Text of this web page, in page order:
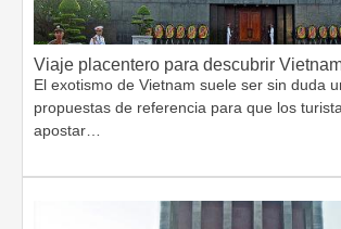
Viaje placentero para descubrir
El exotismo de Vietnam suele ser sin duda
propuestas de referencia para que los
apostar…